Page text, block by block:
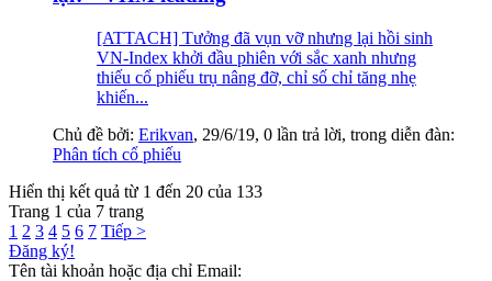
[ATTACH] Tưởng đã vụn vỡ nhưng lại hồi sinh
VN-Index khởi đầu phiên với sắc xanh nhưng
thiếu cổ phiếu trụ nâng đỡ, chỉ số chỉ tăng nhẹ
khiến...
Chủ đề bởi: Erikvan, 29/6/19, 0 lần trả lời, trong diễn đàn:
Phân tích cổ phiếu
Hiển thị kết quả từ 1 đến 20 của 133
Trang 1 của 7 trang
1 2 3 4 5 6 7 Tiếp >
Đăng ký!
Tên tài khoản hoặc địa chỉ Email: